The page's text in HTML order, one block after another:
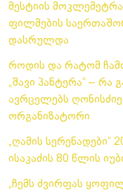
მესტიის
ფილმების
დასრულდა
როდის და რატომ
„შავი პანტერა“ – რა
ავრცელებს
ორგანიზატორი
„ღამის სერენადები“
ისაკაძის 80 წლის
„ჩემს ძვირფას